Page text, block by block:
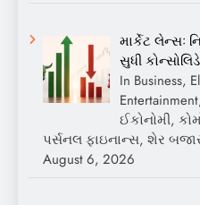
માર્કેટ લેન્સઃ
સુધી
In Business,
ઈકોનોમી,
પર્સનલ ફાઇનાન્સ, શેર
August 6, 2026